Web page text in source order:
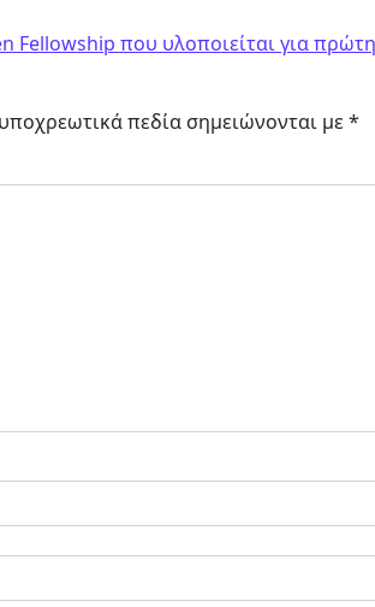
Fellowship που υλοποιείται για
πεδία σημειώνονται με*